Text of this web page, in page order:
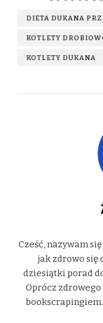
DIETA DUKANA
KOTLETY
KOTLETY DUKANA
Cześć, nazywam
jak zdrowo się
dziesiątki porad
Oprócz
bookscrapingiem.